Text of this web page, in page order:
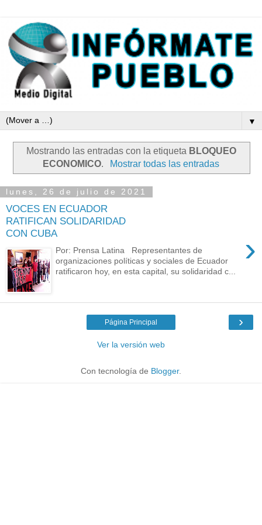
▼
Mostrando las entradas con la etiqueta BLOQUEO
ECONOMICO. Mostrar todas las entradas
lunes, 26 de julio de 2021
VOCES EN ECUADOR
RATIFICAN SOLIDARIDAD
CON CUBA
›
Por: Prensa Latina Representantes de
organizaciones políticas y sociales de Ecuador
ratificaron hoy, en esta capital, su solidaridad c...
›
Página Principal
Ver la versión web
Con tecnología de Blogger.